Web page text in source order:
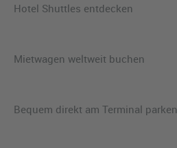
Hotel Shuttles entdecken
Mietwagen weltweit buchen
Bequem direkt am Terminal parken